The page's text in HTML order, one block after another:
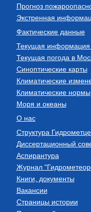
Прогноз
Экстренная
Фактические данные
Текущая информация
Текущая погода в
Синоптические карты
Климатические
Климатические нормы
Моря и океаны
О нас
Структура
Диссертационный
Аспирантура
Журнал
Книги, документы
Вакансии
Страницы истории